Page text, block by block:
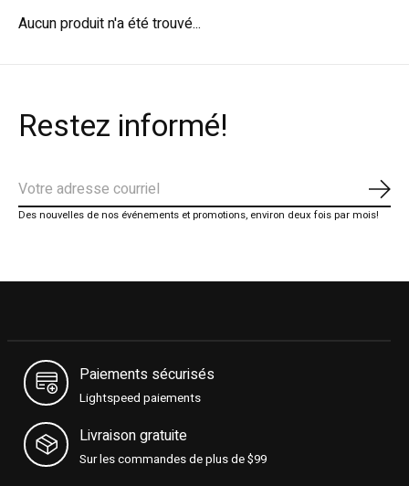
Aucun produit n'a été trouvé...
Restez informé!
Des nouvelles de nos événements et promotions, environ deux fois par mois!
Paiements sécurisés
Lightspeed paiements
Livraison gratuite
Sur les commandes de plus de $99